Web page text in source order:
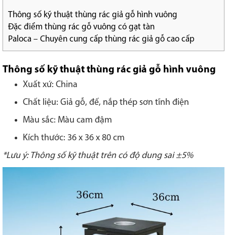
Thông số kỹ thuật thùng rác giả gỗ hình vuông
Đặc điểm thùng rác gỗ vuông có gạt tàn
Paloca – Chuyên cung cấp thùng rác giả gỗ cao cấp
Thông số kỹ thuật thùng rác giả gỗ hình vuông
Xuất xứ: China
Chất liệu: Giả gỗ, đế, nắp thép sơn tĩnh điện
Màu sắc: Màu cam đậm
Kích thước: 36 x 36 x 80 cm
*Lưu ý: Thông số kỹ thuật trên có độ dung sai ±5%